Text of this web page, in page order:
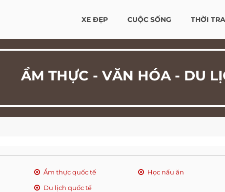
XE ĐẸP CUỘC SỐNG THỜI
ẨM THỰC - VĂN HÓA - DU
Ẩm thực quốc tế Học nấu ăn
Du lịch quốc tế